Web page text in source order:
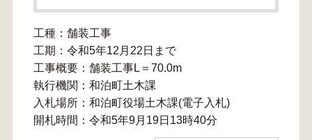
工種：舗装工事
工期：令和5年12月22日まで
工事概要：舗装工事L＝70.0m
執行機関：和泊町土木課
入札場所：和泊町役場土木課(電子入札)
開札時間：令和5年9月19日13時40分